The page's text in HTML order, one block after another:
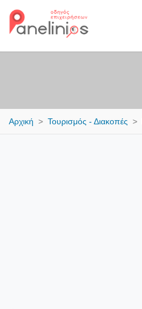
Αρχική Τουρισμός - Διακοπές